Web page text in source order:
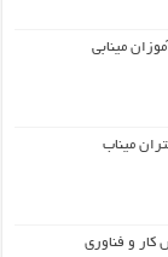
مینابی
میناب
و فناوری